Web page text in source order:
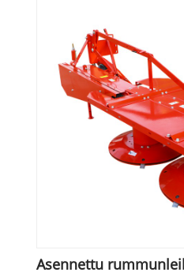
Asennettu